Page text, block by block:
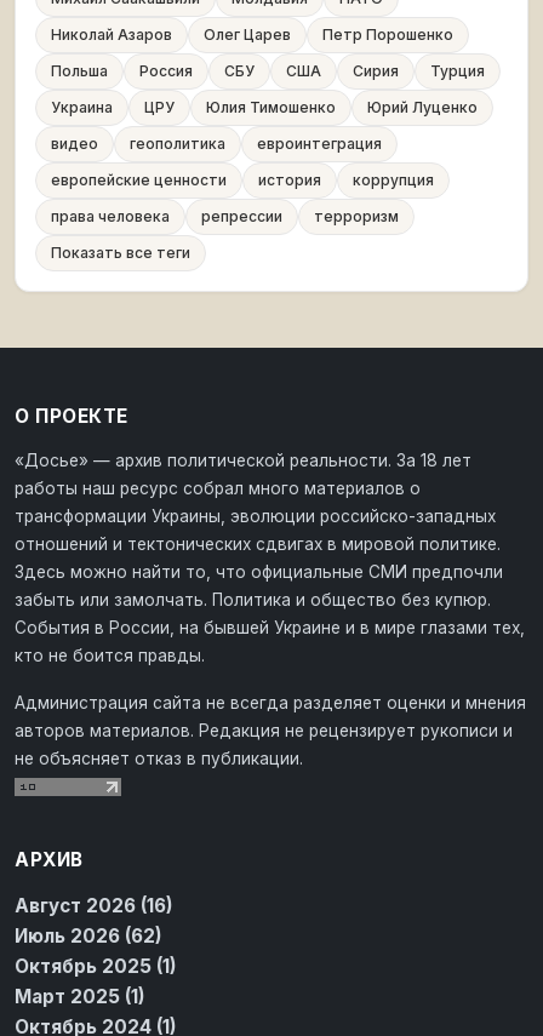
Николай Азаров
Олег Царев
Петр Порошенко
Польша
Россия СБУ США Сирия
Турция
Украина
ЦРУ Юлия Тимошенко
Юрий Луценко
видео
геополитика
евроинтеграция
европейские ценности
история
коррупция
права человека
репрессии
терроризм
Показать все теги
О ПРОЕКТЕ
«Досье» — архив политической реальности. За 18 лет
работы наш ресурс собрал много материалов о
трансформации Украины, эволюции российско-западных
отношений и тектонических сдвигах в мировой политике.
Здесь можно найти то, что официальные СМИ предпочли
забыть или замолчать. Политика и общество без купюр.
События в России, на бывшей Украине и в мире глазами тех,
кто не боится правды.
Администрация сайта не всегда разделяет оценки и мнения
авторов материалов. Редакция не рецензирует рукописи и
не объясняет отказ в публикации.
АРХИВ
Август 2026 (16)
Июль 2026 (62)
Октябрь 2025 (1)
Март 2025 (1)
Октябрь 2024 (1)